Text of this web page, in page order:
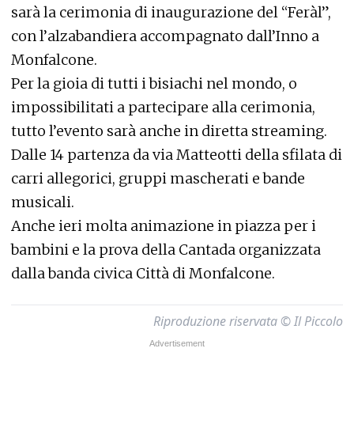
sarà la cerimonia di inaugurazione del “Feràl”,
con l’alzabandiera accompagnato dall’Inno a
Monfalcone.
Per la gioia di tutti i bisiachi nel mondo, o
impossibilitati a partecipare alla cerimonia,
tutto l’evento sarà anche in diretta streaming.
Dalle 14 partenza da via Matteotti della sfilata di
carri allegorici, gruppi mascherati e bande
musicali.
Anche ieri molta animazione in piazza per i
bambini e la prova della Cantada organizzata
dalla banda civica Città di Monfalcone.
Riproduzione riservata © Il Piccolo